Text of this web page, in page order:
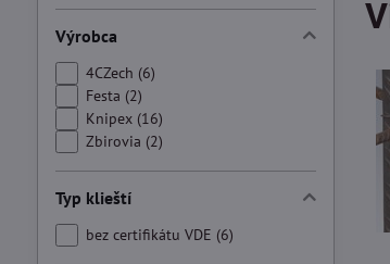
Výrobca
4CZech (6)
Festa (2)
Knipex (16)
Zbirovia (2)
Typ klieští
bez certifikátu VDE (6)